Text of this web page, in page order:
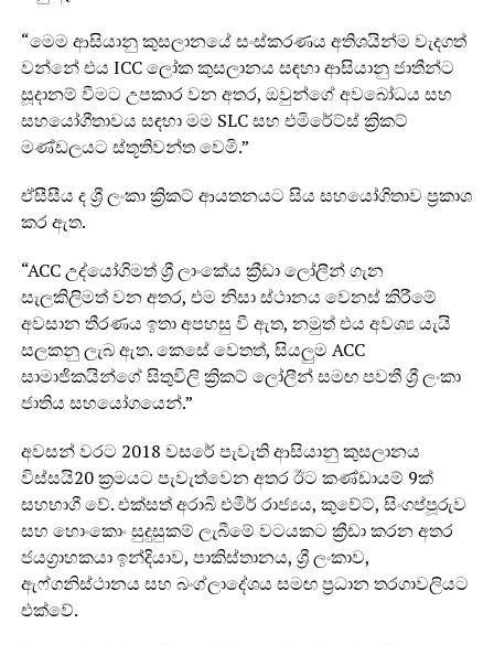
“මෙම ආසියානු කුසලානයේ සංස්කරණය අතිශයින්ම වැදගත්
වන්නේ එය ICC ලෝක කුසලානය සඳහා ආසියානු ජාතීන්ට
සූදානම් වීමට උපකාර වන අතර, ඔවුන්ගේ අවබෝධය සහ
සහයෝගීතාවය සඳහා මම SLC සහ එමිරේට්ස් ක්‍රිකට්
මණ්ඩලයට ස්තූතිවන්ත වෙමි.”
ඒසීසීය ද ශ්‍රී ලංකා ක්‍රිකට් ආයතනයට සිය සහයෝගිතාව ප්‍රකාශ
කර ඇත.
“ACC උද්යෝගිමත් ශ්‍රී ලාංකේය ක්‍රීඩා ලෝලීන් ගැන
සැලකිලිමත් වන අතර, එම නිසා ස්ථානය වෙනස් කිරීමේ
අවසාන තීරණය ඉතා අපහසු වී ඇත, නමුත් එය අවශ්‍ය යැයි
සලකනු ලැබ ඇත. කෙසේ වෙතත්, සියලුම ACC
සාමාජිකයින්ගේ සිතුවිලි ක්‍රිකට් ලෝලීන් සමඟ පවතී ශ්‍රී ලංකා
ජාතිය සහයෝගයෙන්.”
අවසන් වරට 2018 වසරේ පැවැති ආසියානු කුසලානය
විස්සයි20 ක්‍රමයට පැවැත්වෙන අතර ඊට කණ්ඩායම් 9ක්
සහභාගී වේ. එක්සත් අරාබි එමීර් රාජ්‍යය, කුවේට්, සිංගප්පූරුව
සහ හොංකොං සුදුසුකම් ලැබීමේ වටයකට ක්‍රීඩා කරන අතර
ජයග්‍රාහකයා ඉන්දියාව, පාකිස්තානය, ශ්‍රී ලංකාව,
ඇෆ්ගනිස්ථානය සහ බංග්ලාදේශය සමඟ ප්‍රධාන තරගාවලියට
එක්වේ.